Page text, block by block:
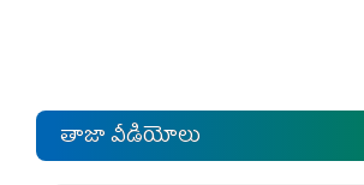
తాజా వీడియోలు